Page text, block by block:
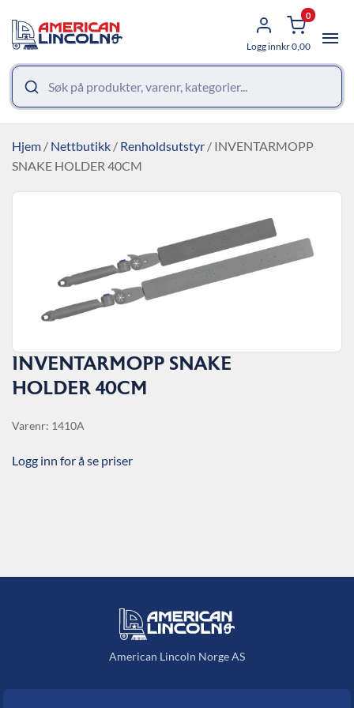
Logg inn
0
kr0,00
Hjem / Nettbutikk / Renholdsutstyr / INVENTARMOPP
SNAKE HOLDER 40CM
INVENTARMOPP SNAKE
HOLDER 40CM
Varenr: 1410A
Logg inn for å se priser
American Lincoln Norge AS